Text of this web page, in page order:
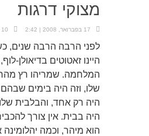
מצוקי דרגות
17 בפברואר, 2008 | 2:42 10 תגובות
לפני הרבה הרבה שנים,
היינו זאטוטים בדיאולן-
המלחמה. שמריהו רץ
שלו, וזה היה בימים
היה רק אחד, והבלבית
היה בבית. אין צורך
הוא מיהר, וכמה